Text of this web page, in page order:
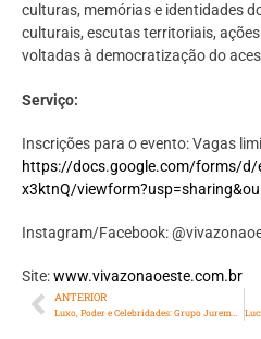
culturas, memórias e identidades
culturais, escutas territoriais,
voltadas à democratização do
Serviço:
Inscrições para o evento:Vagas
https://docs.google.com/forms/d/
x3ktnQ/
Instagram/Facebook:
Site:www.vivazonaoeste.com.br
ANTERIOR